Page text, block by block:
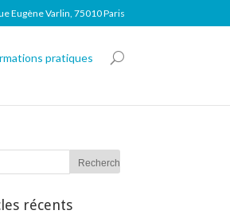
Eugène Varlin, 75010 Paris
pratiques
récents